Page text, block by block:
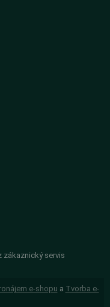
zákaznický servis
e-shopu a Tvorba e-